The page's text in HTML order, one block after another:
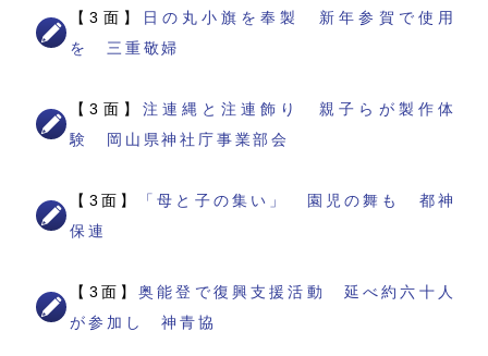
【3面】
日の丸小旗を奉製 新年参賀で使用
を 三重敬婦
【3面】 注連縄と注連飾り 親子らが製作体
験 岡山県神社庁事業部会
【3面】
「母と子の集い」 園児の舞も 都神
保連
【3面】奥能登で復興支援活動 延べ約六十人
が参加し 神青協